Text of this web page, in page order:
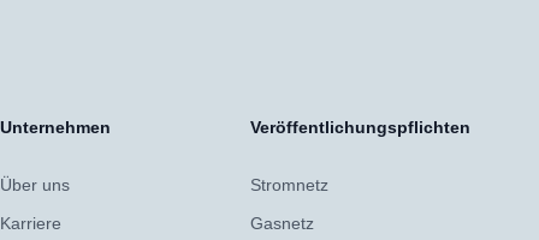
Unternehmen
Über uns
Karriere
Veröffentlichungspflichten
Stromnetz
Gasnetz